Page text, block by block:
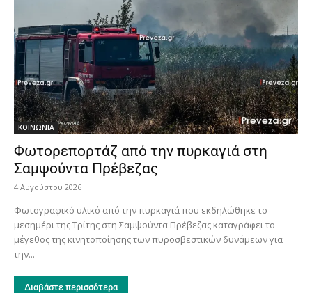
ΚΟΙΝΩΝΙΑ
Φωτορεπορτάζ από την πυρκαγιά στη
Σαμψούντα Πρέβεζας
4 Αυγούστου 2026
Φωτογραφικό υλικό από την πυρκαγιά που εκδηλώθηκε το
μεσημέρι της Τρίτης στη Σαμψούντα Πρέβεζας καταγράφει το
μέγεθος της κινητοποίησης των πυροσβεστικών δυνάμεων για
την...
Διαβάστε περισσότερα